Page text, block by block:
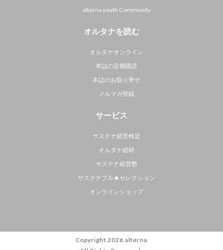
alterna youth Community
オルタナを読む
オルタナオンライン
本誌の定期購読
本誌のお取り寄せ
メルマガ登録
サービス
サステナ経営検定
オルタナ総研
サステナ経営塾
サステナブル★セレクション
オンラインショップ
Copyright 2026 alterna